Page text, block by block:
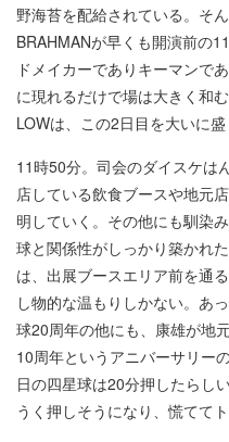
野海苔を配給されている。そ
BRAHMANが早くも開演前の
ドメイカーでありキーマンで
に現れるだけで場は大きく和
LOWは、この2日目を大いに
11時50分。司会のダイスケは
店している飲食ブースや地元
明していく。その他にも馴染
球と関係性がしっかり築かれ
は、出展ブースエリア前を通
し物的な温もりしかない。あ
球20周年の他にも、康雄が地
10周年というアニバーサリー
日の四星球は20分押したらし
うく押しそうになり、慌てて